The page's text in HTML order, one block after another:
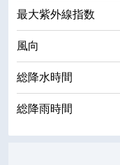
最大紫外線指数
風向
総降水時間
総降雨時間